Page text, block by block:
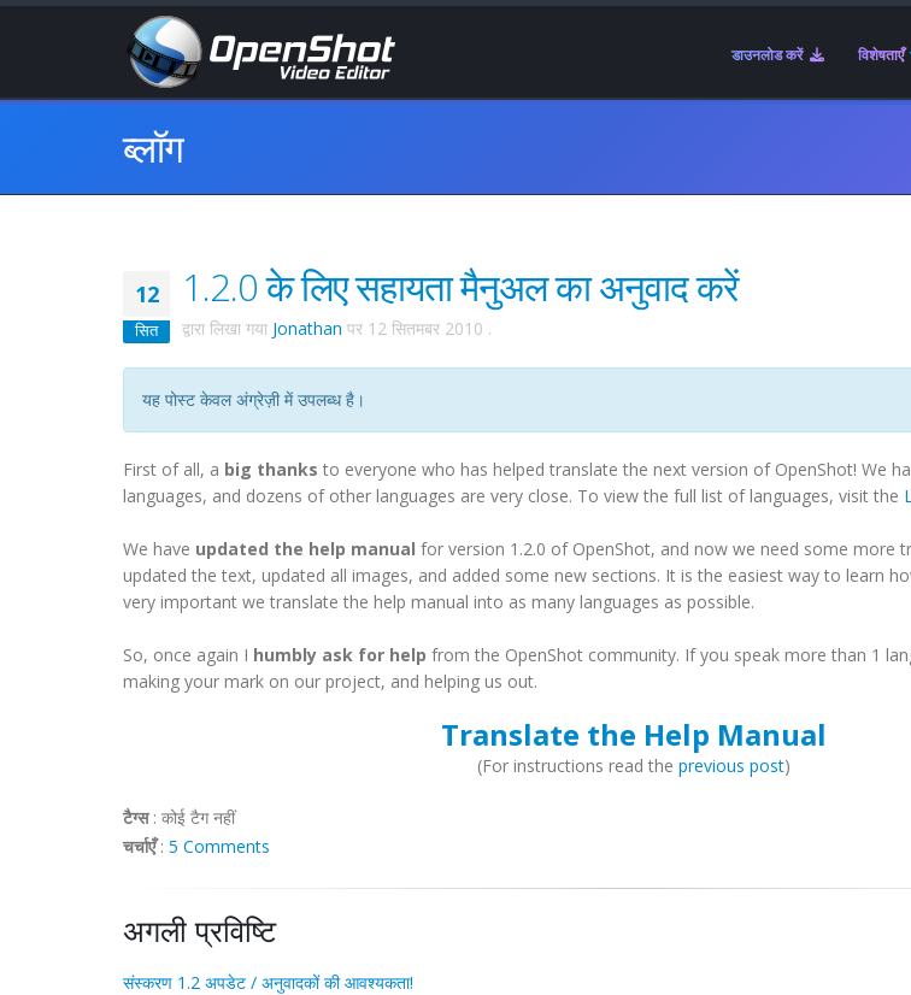
डाउनलोड करें विशेषताएँ
ब्लॉग
12
सित
1.2.0 के लिए सहायता मैनुअल का अनुवाद करें
द्वारा लिखा गया Jonathan पर 12 सितमबर 2010 .
यह पोस्ट केवल अंग्रेज़ी में उपलब्ध है।
First of all, a big thanks to everyone who has helped translate the next version of OpenShot! We
languages, and dozens of other languages are very close. To view the full list of languages, visit the
We have updated the help manual for version 1.2.0 of OpenShot, and now we need some more
updated the text, updated all images, and added some new sections. It is the easiest way to learn
very important we translate the help manual into as many languages as possible.
So, once again I humbly ask for help from the OpenShot community. If you speak more than 1
making your mark on our project, and helping us out.
Translate the Help Manual
(For instructions read the previous post)
टैग्स: कोई टैग नहीं
चर्चाएँ: 5 Comments
अगली प्रविष्टि
संस्करण 1.2 अपडेट / अनुवादकों की आवश्यकता!